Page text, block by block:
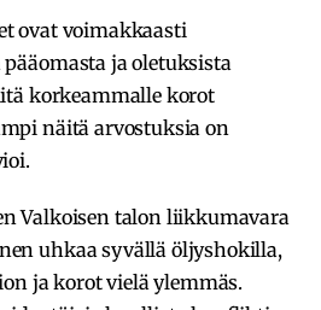
ovat voimakkaasti
ja oletuksista
korkeammalle korot
näitä arvostuksia on
Valkoisen talon liikkumavara
uhkaa syvällä öljyshokilla,
ja korot vielä ylemmäs.